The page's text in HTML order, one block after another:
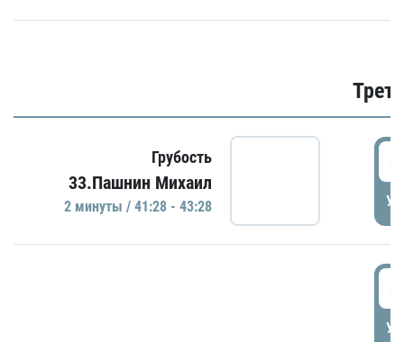
Грубость
33.Пашнин Михаил
2 минуты / 41:28 - 43:28